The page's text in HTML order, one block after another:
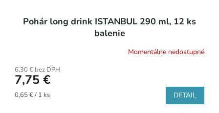
Pohár long drink ISTANBUL 290 ml, 12 ks
balenie
Momentálne nedostupné
6,30 € bez DPH
7,75 €
Jednotková
0,65 € / 1 ks DETAIL